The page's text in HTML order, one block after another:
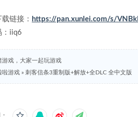
链接： https://pan.xunlei.com/s/
：iiq6
游戏，大家一起玩游戏
啦游戏 » 刺客信条3重制版+解放+全DLC 全中文版